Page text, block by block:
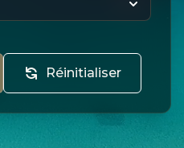
Réinitialiser